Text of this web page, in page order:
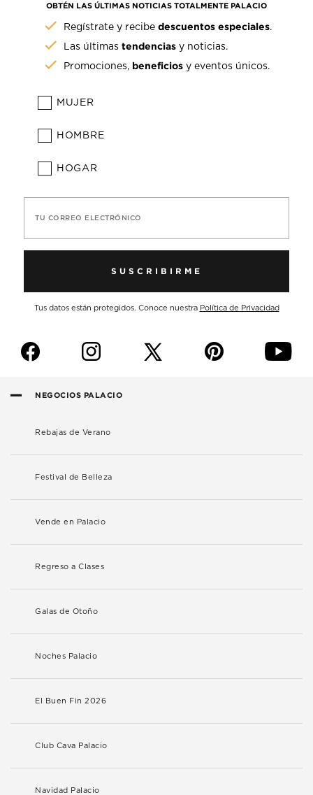
OBTÉN LAS ÚLTIMAS NOTICIAS TOTALMENTE PALACIO
Regístrate y recibedescuentos especiales.
Las últimastendencias y noticias.
Promociones, beneficios y eventos únicos.
MUJER
HOMBRE
HOGAR
TU CORREO ELECTRÓNICO
SUSCRIBIRME
Tus datos están protegidos. Conoce nuestra Política de Privacidad
f i p y
NEGOCIOS PALACIO
Rebajas de Verano
Festival de Belleza
Vende en Palacio
Regreso a Clases
Galas de Otoño
Noches Palacio
El Buen Fin 2026
Club Cava Palacio
Navidad Palacio